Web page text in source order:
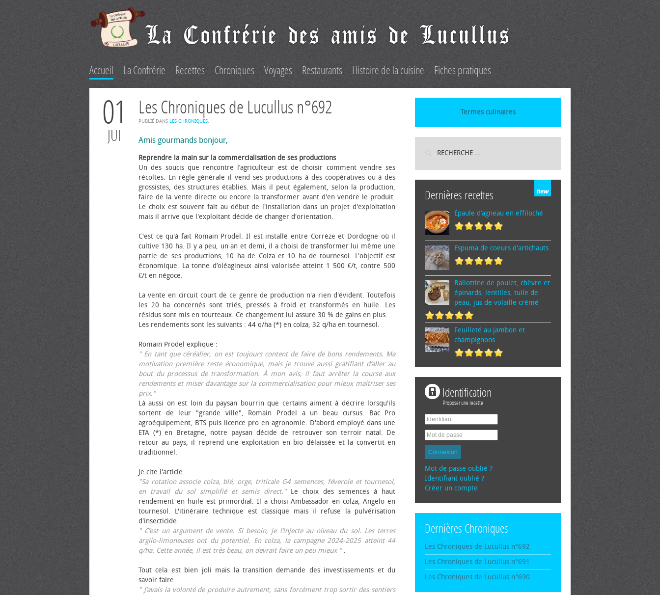
Accueil La Confrérie Recettes Chroniques Voyages Restaurants Histoire de la cuisine Fiches pratiques
01
JUI
Les Chroniques de Lucullus n°692
PUBLIÉ DANS LES CHRONIQUES.
Amis gourmands bonjour,
Reprendre la main sur la commercialisation de ses productions
Un des soucis que rencontre l’agriculteur est de choisir comment vendre ses
récoltes. En règle générale il vend ses productions à des coopératives ou à des
grossistes, des structures établies. Mais il peut également, selon la production,
faire de la vente directe ou encore la transformer avant d'en vendre le produit.
Le choix est souvent fait au début de l'installation dans un projet d'exploitation
mais il arrive que l'exploitant décide de changer d'orientation.
C'est ce qu'à fait Romain Prodel. Il est installé entre Corrèze et Dordogne où il
cultive 130 ha. Il y a peu, un an et demi, il a choisi de transformer lui même une
partie de ses productions, 10 ha de Colza et 10 ha de tournesol. L'objectif est
économique. La tonne d’oléagineux ainsi valorisée atteint 1 500 €/t, contre 500
€/t en négoce.
La vente en circuit court de ce genre de production n'a rien d'évident. Toutefois
les 20 ha concernés sont triés, pressés à froid et transformés en huile. Les
résidus sont mis en tourteaux. Ce changement lui assure 30 % de gains en plus.
Les rendements sont les suivants : 44 q/ha (*) en colza, 32 q/ha en tournesol.
Romain Prodel explique :
" En tant que céréalier, on est toujours content de faire de bons rendements. Ma
motivation première reste économique, mais je trouve aussi gratifiant d’aller au
bout du processus de transformation. À mon avis, il faut arrêter la course aux
rendements et miser davantage sur la commercialisation pour mieux maîtriser ses
prix."
Là aussi on est loin du paysan bourrin que certains aiment à décrire lorsqu'ils
sortent de leur "grande ville", Romain Prodel a un beau cursus. Bac Pro
agroéquipement, BTS puis licence pro en agronomie. D'abord employé dans une
ETA (*) en Bretagne, notre paysan décide de retrouver son terroir natal. De
retour au pays, il reprend une exploitation en bio délaissée et la convertit en
traditionnel.
Je cite l'article :
"Sa rotation associe colza, blé, orge, triticale G4 semences, féverole et tournesol,
en travail du sol simplifié et semis direct."Le choix des semences à haut
rendement en huile est primordial. Il a choisi Ambassador en colza, Angelo en
tournesol. L'itinéraire technique est classique mais il refuse la pulvérisation
d'insecticide.
" C’est un argument de vente. Si besoin, je l’injecte au niveau du sol. Les terres
argilo-limoneuses ont du potentiel. En colza, la campagne 2024-2025 atteint 44
q/ha. Cette année, il est très beau, on devrait faire un peu mieux ".
Tout cela est bien joli mais la transition demande des investissements et du
savoir faire.
" J’avais la volonté de produire autrement, sans forcément trop sortir des sentiers
Termes culinaires
Dernières recettes
Épaule d’agneau en effiloché
Espuma de cœurs d'artichauts
Ballottine de poulet, chèvre et
épinards, lentilles, tuile de
peau, jus de volaille crémé
Feuilleté au jambon et
champignons
Identification
Proposer une recette
Connexion
Mot de passe oublié ?
Identifiant oublié ?
Créer un compte
Dernières Chroniques
Les Chroniques de Lucullus n°692
Les Chroniques de Lucullus n°691
Les Chroniques de Lucullus n°690